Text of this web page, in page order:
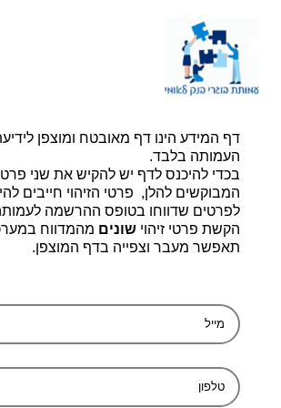
דף הבית |יצירת קשר |
דף המידע הינו דף מאובטח ומוצפן
העמותה בלבד.
בכדי להיכנס לדף יש להקיש את שני פרטי
המבוקשים להלן, פרטי הזיהוי חייבים
לפרטים שדווחו בטופס ההרשמה
הקשת פרטי זיהוי שונים מהמדווח
תאפשר מעבר וצפייה בדף המוצפן.
עמותת בוגרי בנק לאומי, ע.ר 580014348